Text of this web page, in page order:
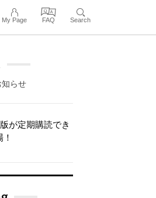
My Page FAQ Search
らせ
が定期購読でき